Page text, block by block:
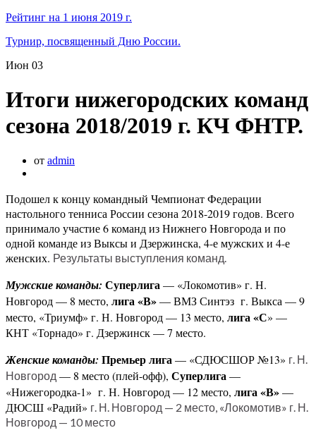
Рейтинг на 1 июня 2019 г.
Турнир, посвященный Дню России.
Июн 03
Итоги нижегородских команд
сезона 2018/2019 г. КЧ ФНТР.
от admin
Подошел к концу командный Чемпионат Федерации
настольного тенниса России сезона 2018-2019 годов. Всего
принимало участие 6 команд из Нижнего Новгорода и по
одной команде из Выксы и Дзержинска, 4-е мужских и 4-е
женских. Результаты выступления команд.
Мужские команды: Суперлига— «Локомотив» г. Н.
Новгород — 8 место, лига «В»— ВМЗ Синтэз г. Выкса — 9
место, «Триумф» г. Н. Новгород — 13 место, лига «С» —
КНТ «Торнадо» г. Дзержинск — 7 место.
Женские команды: Премьер лига— «СДЮСШОР №13» г. Н.
Новгород — 8 место (плей-офф), Суперлига—
«Нижегородка-1» г. Н. Новгород — 12 место, лига «В»—
ДЮСШ «Радий» г. Н. Новгород — 2 место, «Локомотив» г. Н.
Новгород — 10 место